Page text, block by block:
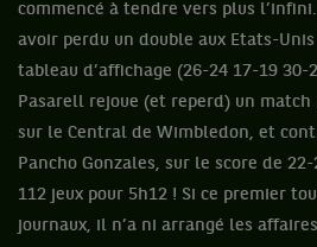
commencé à tendre vers plus
avoir perdu un double aux Etats-
tableau d’affichage (26-24 17-19 30-
Pasarell rejoue (et reperd) un
sur le Central de Wimbledon, et
Pancho Gonzales, sur le score de
112 jeux pour 5h12 ! Si ce premier
journaux, il n’a ni arrangé les